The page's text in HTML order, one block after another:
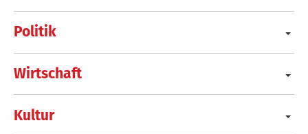
Politik
Wirtschaft
Kultur